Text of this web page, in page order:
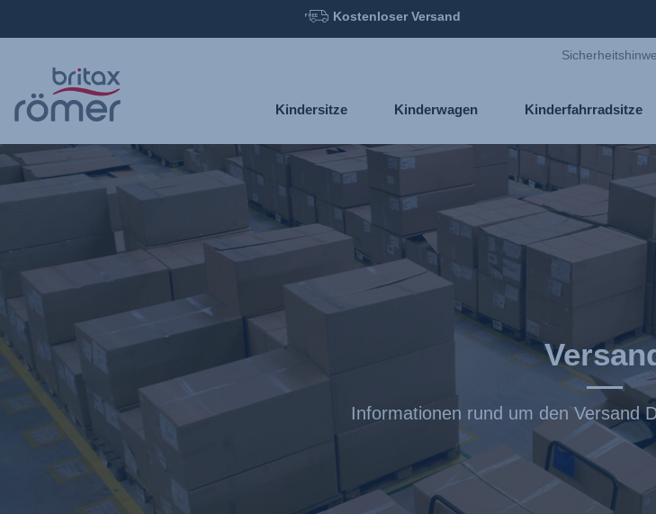
Hauptinhalt
springen
Kostenloser Versand
Kindersitze Kinderwagen Kinderfahrradsitze
Informationen rund um den Versand